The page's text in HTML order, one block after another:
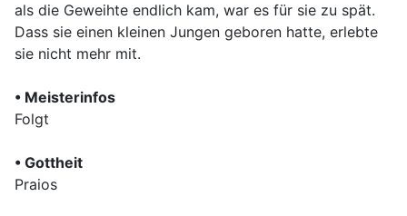
als die Geweihte endlich kam, war es für sie zu spät.
Dass sie einen kleinen Jungen geboren hatte, erlebte
sie nicht mehr mit.
• Meisterinfos
Folgt
• Gottheit
Praios